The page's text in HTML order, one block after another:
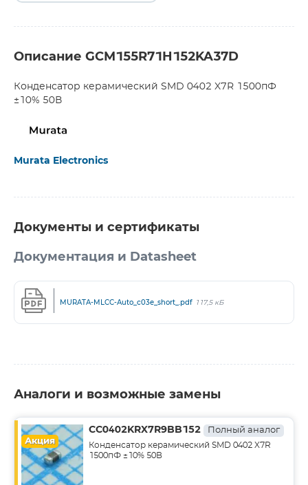
Описание GCM155R71H152KA37D
Конденсатор керамический SMD 0402 X7R 1500пФ
±10% 50В
Murata Electronics
Документы и сертификаты
Документация и Datasheet
MURATA-MLCC-Auto_c03e_short_.pdf 117,5 кБ
Аналоги и возможные замены
Акция
CC0402KRX7R9BB152 Полный аналог
Конденсатор керамический SMD 0402 X7R
1500пФ ±10% 50В